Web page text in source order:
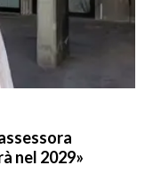
nel 2029»